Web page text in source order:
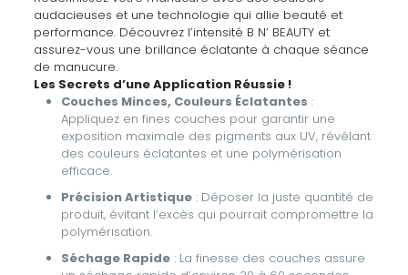
audacieuses et une technologie qui allie beauté et
performance. Découvrez l’intensité B N’ BEAUTY et
assurez-vous une brillance éclatante à chaque séance
de manucure.
Les Secrets d’une Application Réussie !
Couches Minces, Couleurs Éclatantes :
Appliquez en fines couches pour garantir une
exposition maximale des pigments aux UV, révélant
des couleurs éclatantes et une polymérisation
efficace.
Précision Artistique: Déposer la juste quantité de
produit, évitant l’excès qui pourrait compromettre la
polymérisation.
Séchage Rapide: La finesse des couches assure